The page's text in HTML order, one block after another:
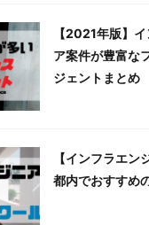
【2021年版】
ア案件が豊富な
ジェントまとめ
【インフラエン
都内でおすすめ